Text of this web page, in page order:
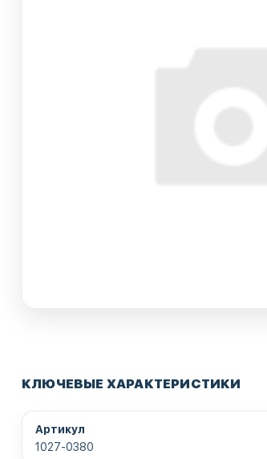
КЛЮЧЕВЫЕ ХАРАКТЕРИСТИКИ
Артикул
1027-0380